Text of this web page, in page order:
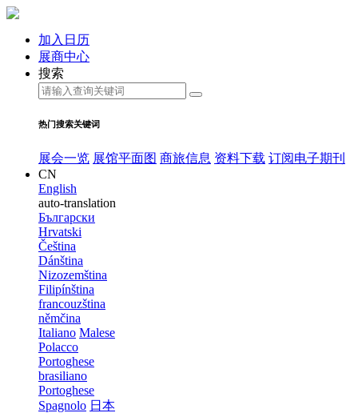
加入日历
展商中心
搜索
热门搜索关键词
展会一览 展馆平面图 商旅信息 资料下载 订阅电子期刊
CN
English
auto-translation
Български
Hrvatski
Čeština
Dánština
Nizozemština
Filipínština
francouzština
němčina
Italiano Malese
Polacco
Portoghese
brasiliano
Portoghese
Spagnolo 日本